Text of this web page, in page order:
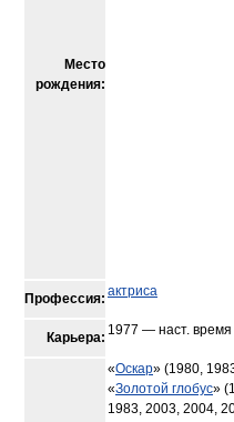
Место
рождения:
Профессия: актриса
Карьера: 1977 — наст. время
«Оскар» (1980,
«Золотой глобус»
1983, 2003, 2004,